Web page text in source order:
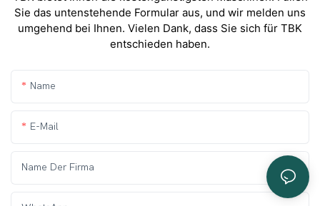
Sie das untenstehende Formular aus, und wir melden uns
umgehend bei Ihnen. Vielen Dank, dass Sie sich für TBK
entschieden haben.
Name
E-Mail
Name Der Firma